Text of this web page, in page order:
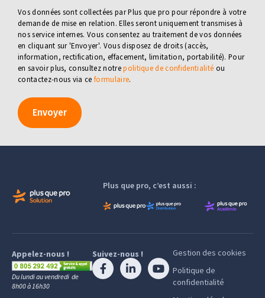
Vos données sont collectées par Plus que pro pour répondre à votre
demande de mise en relation. Elles seront uniquement transmises à
nos service internes. Vous consentez au traitement de vos données
en cliquant sur 'Envoyer'. Vous disposez de droits (accès,
information, rectification, effacement, limitation, portabilité). Pour
en savoir plus, consultez notrepolitique de confidentialité ou
contactez-nous via ceformulaire.
Envoyer
Plus que pro, c’est aussi :
Appelez-nous !
Du lundi au vendredi de
8h00 à 16h30
Suivez-nous !
Gestion des cookies
Politique de
confidentialité